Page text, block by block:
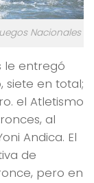
Nacionales
le entregó
en total;
el Atletismo
al
Andica. El
de
pero en